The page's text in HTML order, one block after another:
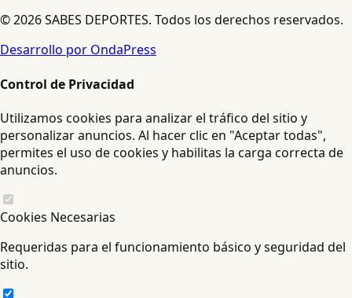
© 2026 SABES DEPORTES. Todos los derechos reservados.
Desarrollo por OndaPress
Control de Privacidad
Utilizamos cookies para analizar el tráfico del sitio y
personalizar anuncios. Al hacer clic en "Aceptar todas",
permites el uso de cookies y habilitas la carga correcta de
anuncios.
Cookies Necesarias
Requeridas para el funcionamiento básico y seguridad del
sitio.